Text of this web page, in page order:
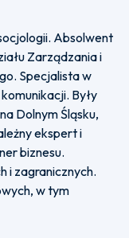
Absolwent
Zarządzania i
Specjalista w
Były
Dolnym Śląsku,
ekspert i
biznesu.
i zagranicznych.
w tym